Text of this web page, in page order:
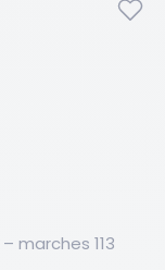
marches 113